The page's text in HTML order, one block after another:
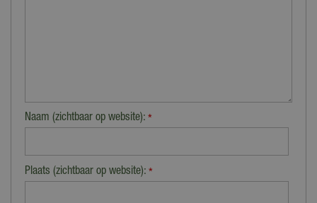
Naam (zichtbaar op website): *
Plaats (zichtbaar op website): *